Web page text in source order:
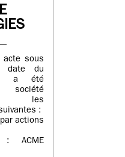
acte sous
date du
il a été
société
les
:
actions
ACME